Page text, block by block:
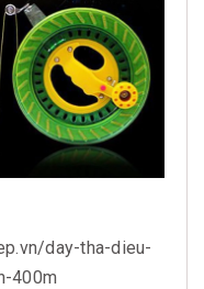
day-tha-dieu-
400m